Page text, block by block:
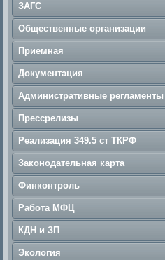
ЗАГС
Общественные организации
Приемная
Документация
Административные регламенты
Прессрелизы
Реализация 349.5 ст ТКРФ
Законодательная карта
Финконтроль
Работа МФЦ
КДН и ЗП
Экология